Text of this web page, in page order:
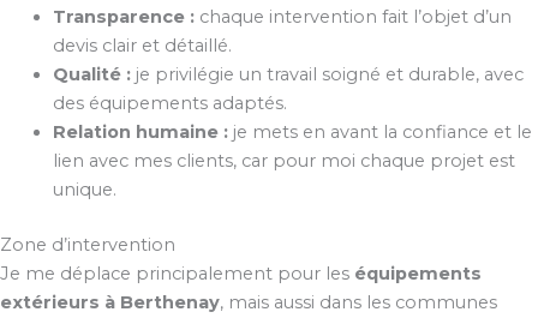
Transparence :chaque intervention fait l’objet d’un
devis clair et détaillé.
Qualité :je privilégie un travail soigné et durable, avec
des équipements adaptés.
Relation humaine :je mets en avant la confiance et le
lien avec mes clients, car pour moi chaque projet est
unique.
Zone d’intervention
Je me déplace principalement pour les équipements
extérieurs à Berthenay, mais aussi dans les communes